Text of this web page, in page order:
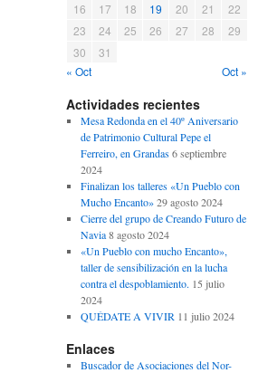
16
17 18 19 20 21
22
23
24 25 26 27 28
29
30
31
« Oct
Oct »
Actividades recientes
Mesa Redonda en el 40º Aniversario
de Patrimonio Cultural Pepe el
Ferreiro, en Grandas 6 septiembre
2024
Finalizan los talleres «Un Pueblo con
Mucho Encanto» 29 agosto 2024
Cierre del grupo de Creando Futuro de
Navia 8 agosto 2024
«Un Pueblo con mucho Encanto»,
taller de sensibilización en la lucha
contra el despoblamiento. 15 julio
2024
QUÉDATE A VIVIR 11 julio 2024
Enlaces
Buscador de Asociaciones del Nor-